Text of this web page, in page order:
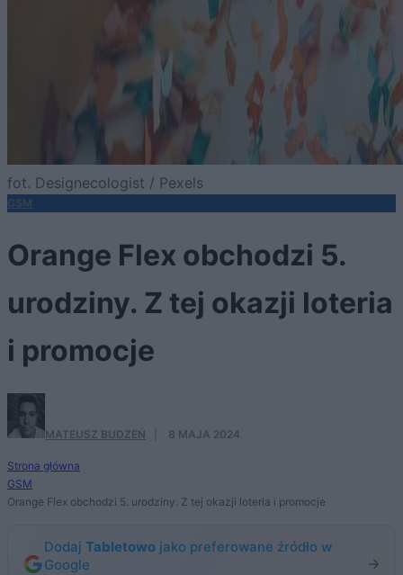
fot. Designecologist / Pexels
GSM
Orange Flex obchodzi 5.
urodziny. Z tej okazji loteria
i promocje
MATEUSZ BUDZEŃ 8 MAJA 2024
Strona główna
GSM
Orange Flex obchodzi 5. urodziny. Z tej okazji loteria i promocje
Dodaj Tabletowo jako preferowane źródło w
Google